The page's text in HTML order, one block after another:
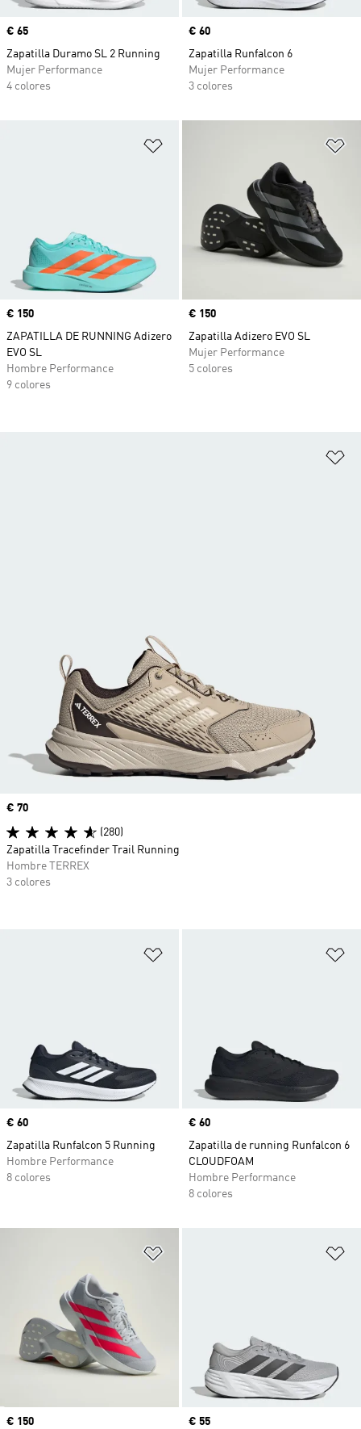
Precio
€ 65
Zapatilla Duramo SL 2 Running
Mujer Performance
4 colores
Precio
€ 60
Zapatilla Runfalcon 6
Mujer Performance
3 colores
Precio
€ 150
ZAPATILLA DE RUNNING Adizero
EVO SL
Hombre Performance
9 colores
Precio
€ 150
Zapatilla Adizero EVO SL
Mujer Performance
5 colores
Precio
€ 60
Zapatilla Runfalcon 5 Running
Hombre Performance
8 colores
Precio
€ 60
Zapatilla de running Runfalcon 6
CLOUDFOAM
Hombre Performance
8 colores
Precio
€ 150
Precio
€ 55
Precio
€ 70
(280)
Zapatilla Tracefinder Trail Running
Hombre TERREX
3 colores